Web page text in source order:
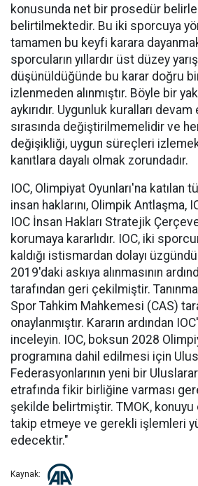
konusunda net bir prosedür
belirtilmektedir. Bu iki sporcuya
tamamen bu keyfi karara
sporcuların yıllardır üst düzey
düşünüldüğünde bu karar doğru
izlenmeden alınmıştır. Böyle bir
aykırıdır. Uygunluk kuralları
sırasında değiştirilmemelidir ve
değişikliği, uygun süreçleri
kanıtlara dayalı olmak zorundadır.
IOC, Olimpiyat Oyunları'na katılan
insan haklarını, Olimpik Antlaşma,
IOC İnsan Hakları Stratejik
korumaya kararlıdır. IOC, iki
kaldığı istismardan dolayı
2019'daki askıya alınmasının
tarafından geri çekilmiştir.
Spor Tahkim Mahkemesi (CAS)
onaylanmıştır. Kararın ardından
inceleyin. IOC, boksun 2028
programına dahil edilmesi için
Federasyonlarının yeni bir
etrafında fikir birliğine varması
şekilde belirtmiştir. TMOK, konuyu
takip etmeye ve gerekli işlemleri
edecektir."
Kaynak: